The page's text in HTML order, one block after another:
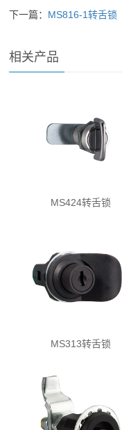
下一篇： MS816-1转舌锁
相关产品
MS424转舌锁
MS313转舌锁